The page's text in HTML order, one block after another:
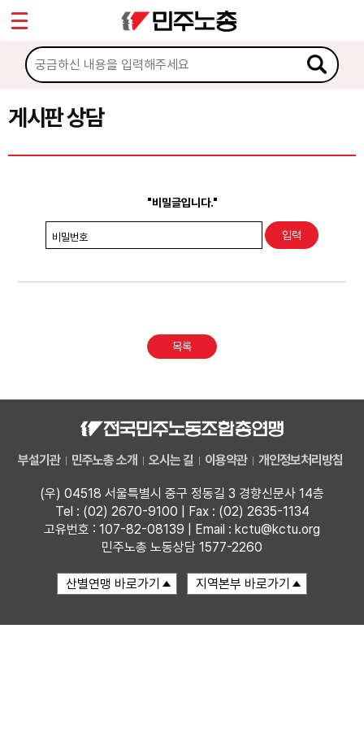
게시판 상담
"비밀글입니다."
비밀번호
목록
부설기관 민주노총 소개 오시는 길 이용약관 개인정보처리방침
(우) 04518 서울특별시 중구 정동길 3 경향신문사 14층
Tel : (02) 2670-9100 | Fax : (02) 2635-1134
고유번호 : 107-82-08139 | Email : kctu@kctu.org
민주노총 노동상담 1577-2260
마이페이지
소개
소식
노동상담
권리찾기수첩 검색
찾아보기
Sketchbook5, 스케치북5
Sketchbook5, 스케치북5